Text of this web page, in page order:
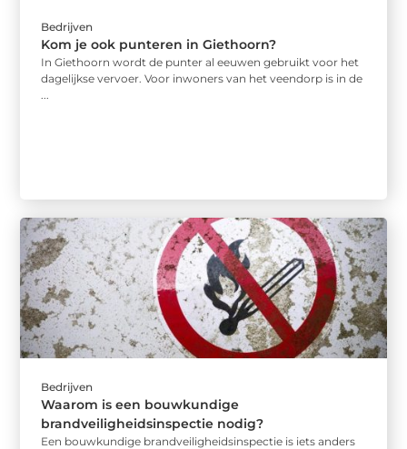
Bedrijven
Kom je ook punteren in Giethoorn?
In Giethoorn wordt de punter al eeuwen gebruikt voor het
dagelijkse vervoer. Voor inwoners van het veendorp is in de
Bedrijven
Waarom is een bouwkundige
brandveiligheidsinspectie nodig?
Een bouwkundige brandveiligheidsinspectie is iets anders